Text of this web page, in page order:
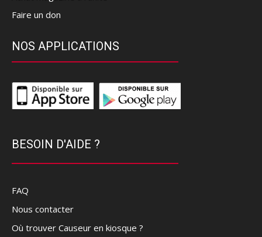
Faire un don
NOS APPLICATIONS
BESOIN D'AIDE ?
FAQ
Nous contacter
Où trouver Causeur en kiosque ?